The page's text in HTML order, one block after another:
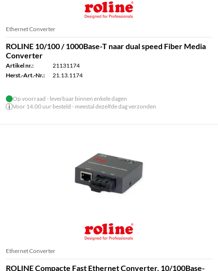
Ethernet Converter
ROLINE 10/100 / 1000Base-T naar dual speed Fiber Media
Converter
Artikel nr.:
21131174
Herst.-Art.-Nr.:
21.13.1174
Op voorraad - leverbaar binnen enkele dagen
Voor 14.00 uur besteld - meestal dezelfde dag verzonden
Ethernet Converter
ROLINE Compacte Fast Ethernet Converter, 10/100Base-